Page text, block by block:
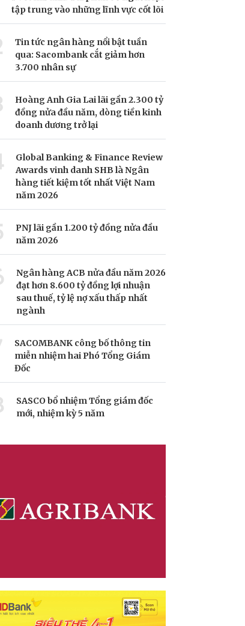
tập trung vào những lĩnh vực cốt lõi
Tin tức ngân hàng nổi bật tuần
qua: Sacombank cắt giảm hơn
3.700 nhân sự
Hoàng Anh Gia Lai lãi gần 2.300 tỷ
đồng nửa đầu năm, dòng tiền kinh
doanh dương trở lại
Global Banking & Finance Review
Awards vinh danh SHB là Ngân
hàng tiết kiệm tốt nhất Việt Nam
năm 2026
PNJ lãi gần 1.200 tỷ đồng nửa đầu
năm 2026
Ngân hàng ACB nửa đầu năm 2026
đạt hơn 8.600 tỷ đồng lợi nhuận
sau thuế, tỷ lệ nợ xấu thấp nhất
ngành
SACOMBANK công bố thông tin
miễn nhiệm hai Phó Tổng Giám
Đốc
SASCO bổ nhiệm Tổng giám đốc
mới, nhiệm kỳ 5 năm